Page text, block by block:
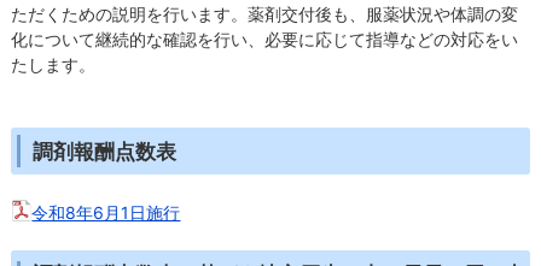
ただくための説明を行います。薬剤交付後も、服薬状況や体調の変
化について継続的な確認を行い、必要に応じて指導などの対応をい
たします。
調剤報酬点数表
令和8年6月1日施行